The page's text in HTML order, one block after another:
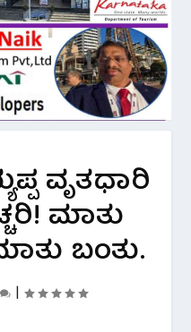
ವೃತಧಾರಿ
ಮಾತು
ಬಂತು.
|